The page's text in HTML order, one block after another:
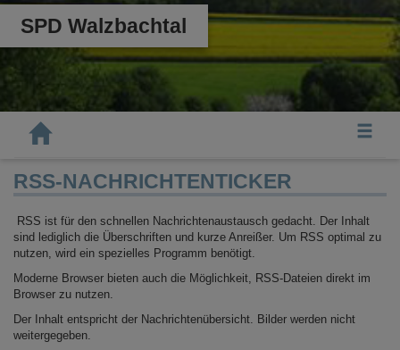
SPD Walzbachtal
RSS-NACHRICHTENTICKER
RSS ist für den schnellen Nachrichtenaustausch gedacht. Der Inhalt
sind lediglich die Überschriften und kurze Anreißer. Um RSS optimal zu
nutzen, wird ein spezielles Programm benötigt.
Moderne Browser bieten auch die Möglichkeit, RSS-Dateien direkt im
Browser zu nutzen.
Der Inhalt entspricht der Nachrichtenübersicht. Bilder werden nicht
weitergegeben.